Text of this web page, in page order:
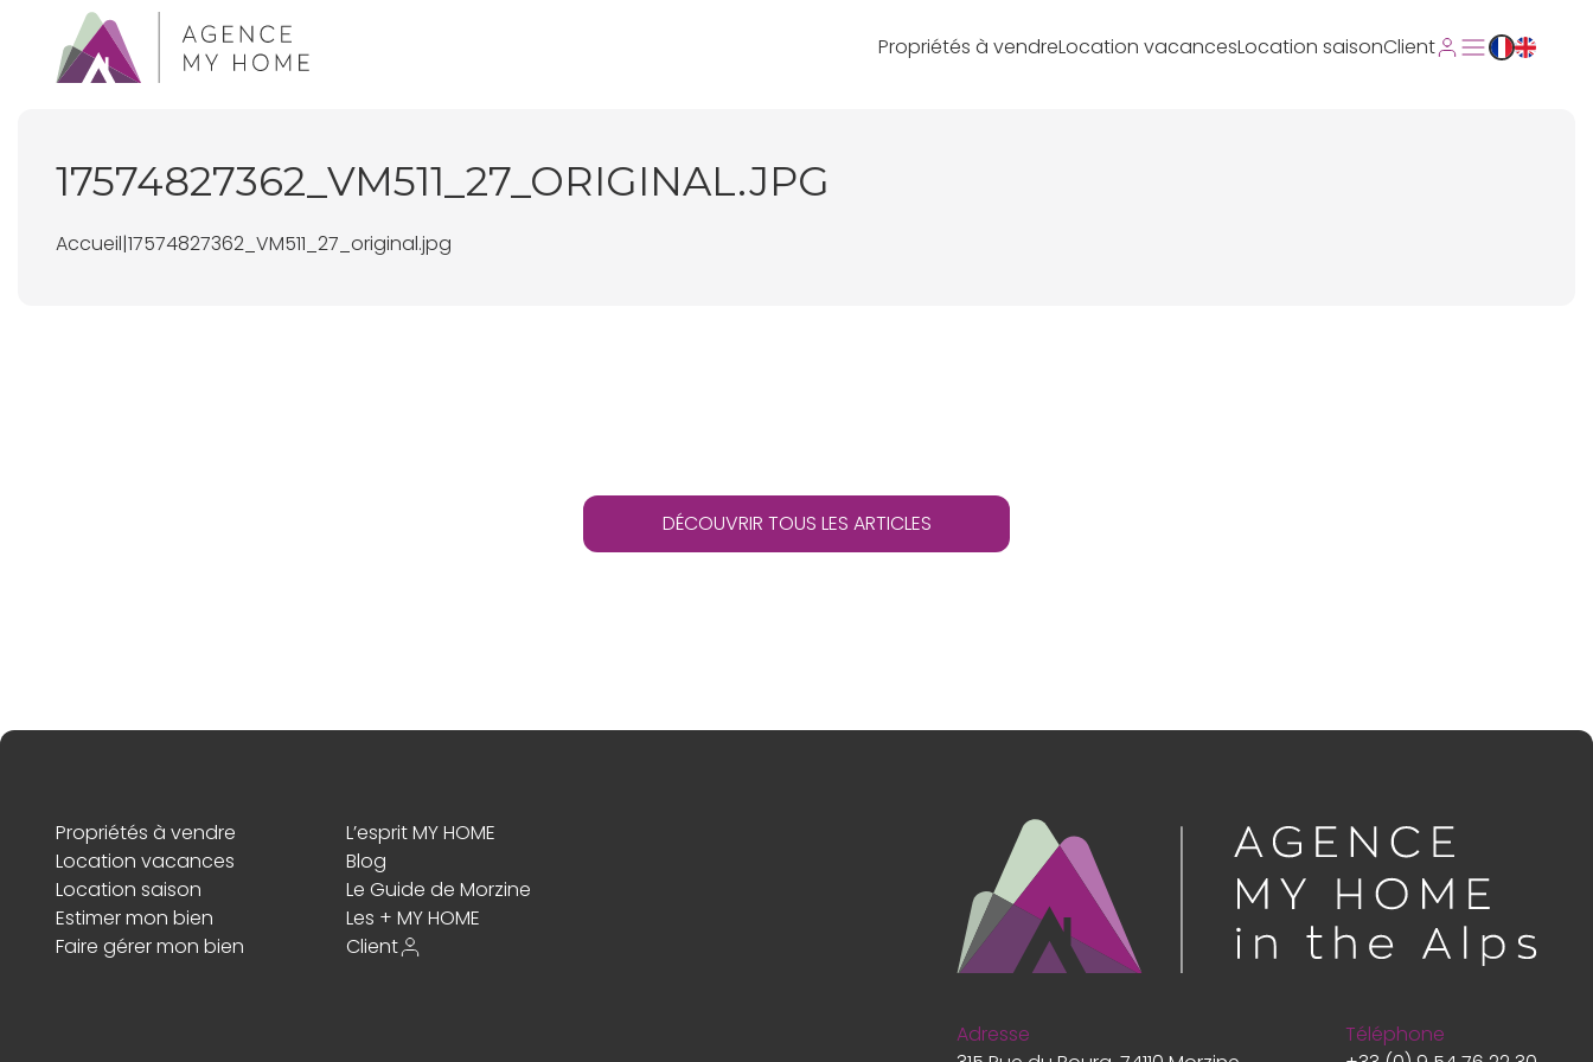
Propriétés à vendreLocation vacancesLocation saisonClient
17574827362_VM511_27_ORIGINAL.JPG
Accueil|17574827362_VM511_27_original.jpg
DÉCOUVRIR TOUS LES ARTICLES
Propriétés à vendre
L’esprit MY HOME
Location vacances
Blog
Location saison
Le Guide de Morzine
Estimer mon bien
Les + MY HOME
Faire gérer mon bien
Client
Adresse
Téléphone